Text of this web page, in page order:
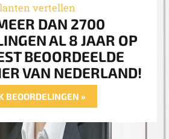
vertellen
DAN 2700
AL 8 JAAR OP
BEOORDEELDE
VAN NEDERLAND!
BEOORDELINGEN »